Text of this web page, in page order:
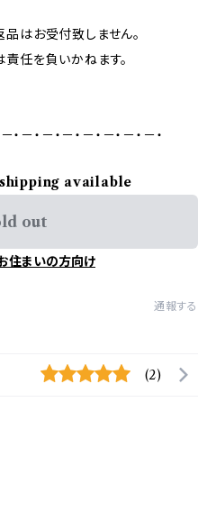
はお受付致しません。
任を負いかねます。
・－・－・－・－・－・－・－・
available
out
住まいの方向け
通報する
(2)